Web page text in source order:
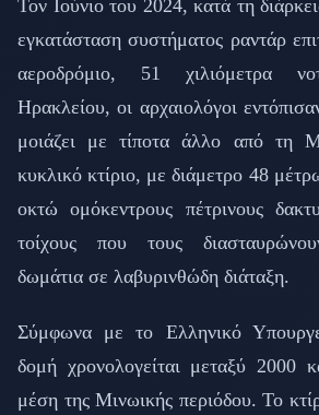
Τον Ιούνιο του 2024, κατά τη
εγκατάσταση συστήματος ραντάρ
αεροδρόμιο, 51 χιλιόμετρα
Ηρακλείου, οι αρχαιολόγοι
μοιάζει με τίποτα άλλο από τη
κυκλικό κτίριο, με διάμετρο 48
οκτώ ομόκεντρους πέτρινους
τοίχους που τους
δωμάτια σε λαβυρινθώδη διάταξη.
Σύμφωνα με το Ελληνικό
δομή χρονολογείται μεταξύ 2000
μέση της Μινωικής περιόδου. Το